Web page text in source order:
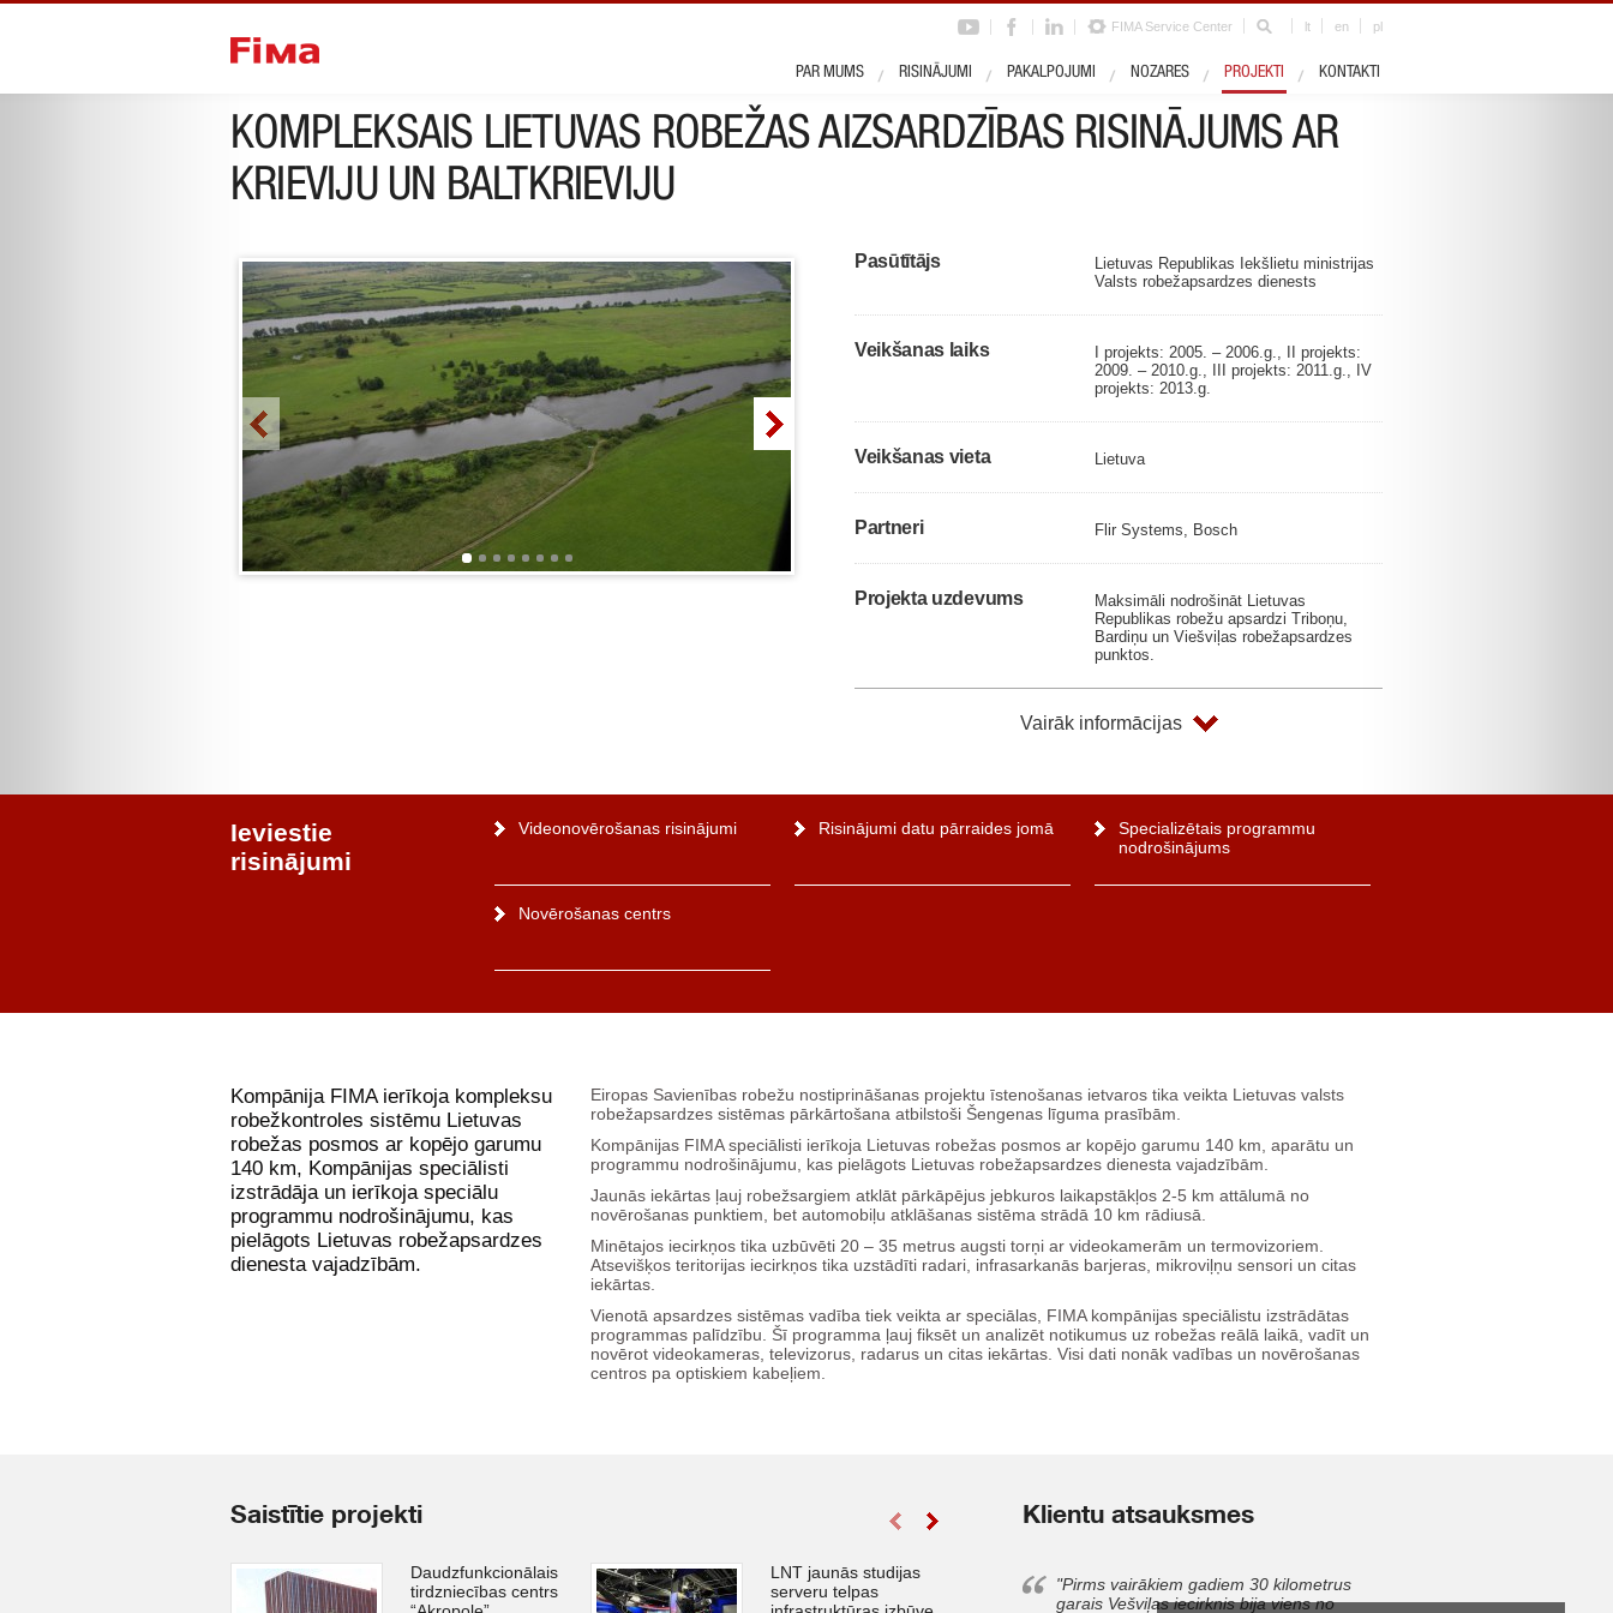
FIMA Service Center lt en pl
PAR MUMS RISINĀJUMI PAKALPOJUMI NOZARES PROJEKTI KONTAKTI
Nozares Drošība un apsardze
Iepriekšējais projekts
KOMPLEKSAIS LIETUVAS ROBEŽAS AIZSARDZĪBAS RISINĀJUMS AR
KRIEVIJU UN BALTKRIEVIJU
Pasūtītājs
Lietuvas Republikas Iekšlietu ministrijas
Valsts robežapsardzes dienests
Veikšanas laiks
I projekts: 2005. – 2006.g., II projekts:
2009. – 2010.g., III projekts: 2011.g., IV
projekts: 2013.g.
Veikšanas vieta Lietuva
Partneri Flir Systems, Bosch
Projekta uzdevums
Maksimāli nodrošināt Lietuvas
Republikas robežu apsardzi Triboņu,
Bardiņu un Viešviļas robežapsardzes
punktos.
Vairāk informācijas
Ieviestie
risinājumi
Videonovērošanas risinājumi Risinājumi datu pārraides jomā
Specializētais programmu
nodrošinājums
Novērošanas centrs
Kompānija FIMA ierīkoja kompleksu
robežkontroles sistēmu Lietuvas
robežas posmos ar kopējo garumu
140 km, Kompānijas speciālisti
izstrādāja un ierīkoja speciālu
programmu nodrošinājumu, kas
pielāgots Lietuvas robežapsardzes
dienesta vajadzībām.
Eiropas Savienības robežu nostiprināšanas projektu īstenošanas ietvaros tika veikta Lietuvas valsts
robežapsardzes sistēmas pārkārtošana atbilstoši Šengenas līguma prasībām.
Kompānijas FIMA speciālisti ierīkoja Lietuvas robežas posmos ar kopējo garumu 140 km, aparātu un
programmu nodrošinājumu, kas pielāgots Lietuvas robežapsardzes dienesta vajadzībām.
Jaunās iekārtas ļauj robežsargiem atklāt pārkāpējus jebkuros laikapstākļos 2-5 km attālumā no
novērošanas punktiem, bet automobiļu atklāšanas sistēma strādā 10 km rādiusā.
Minētajos iecirkņos tika uzbūvēti 20 – 35 metrus augsti torņi ar videokamerām un termovizoriem.
Atsevišķos teritorijas iecirkņos tika uzstādīti radari, infrasarkanās barjeras, mikroviļņu sensori un citas
iekārtas.
Vienotā apsardzes sistēmas vadība tiek veikta ar speciālas, FIMA kompānijas speciālistu izstrādātas
programmas palīdzību. Šī programma ļauj fiksēt un analizēt notikumus uz robežas reālā laikā, vadīt un
novērot videokameras, televizorus, radarus un citas iekārtas. Visi dati nonāk vadības un novērošanas
centros pa optiskiem kabeļiem.
Saistītie projekti
Daudzfunkcionālais
tirdzniecības centrs
LNT jaunās studijas
serveru telpas
pārraides tīkla
Klientu atsauksmes
"Pirms vairākiem gadiem 30 kilometrus
garais Vešviļas iecirknis bija viens no